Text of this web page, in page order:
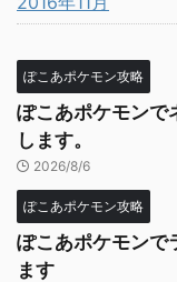
ぽこあポケモン攻略
ぽこあポケモンで
します。
2026/8/6
ぽこあポケモン攻略
ぽこあポケモンで
ます